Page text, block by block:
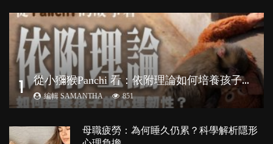
1 從
小獼猴Panchi 看：依附理論如何培養孩子心理韌性？
編輯 SAMANTHA 851
母職疲勞：為何睡久仍累？科學解析隱形